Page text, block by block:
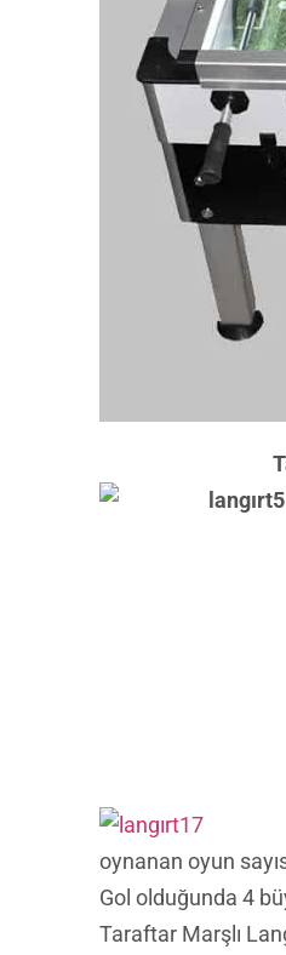
oynanan oyun
Gol olduğunda 4
Taraftar Marşlı